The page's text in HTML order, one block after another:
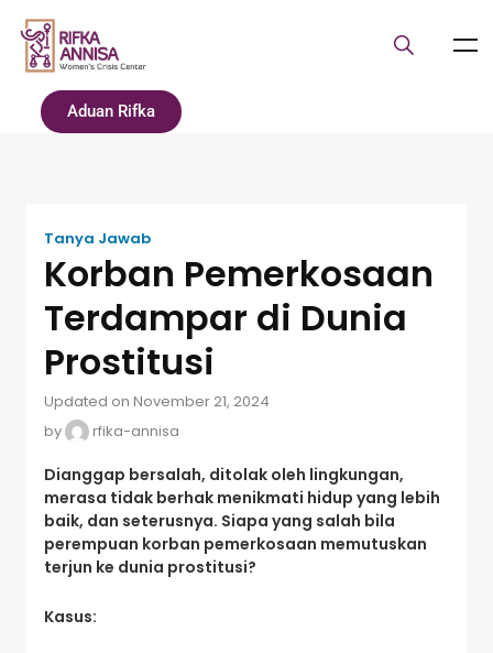
Aduan Rifka
Tanya Jawab
Korban Pemerkosaan
Terdampar di Dunia
Prostitusi
Updated on November 21, 2024
by
rfika-annisa
Dianggap bersalah, ditolak oleh lingkungan,
merasa tidak berhak menikmati hidup yang lebih
baik, dan seterusnya. Siapa yang salah bila
perempuan korban pemerkosaan memutuskan
terjun ke dunia prostitusi?
Kasus: